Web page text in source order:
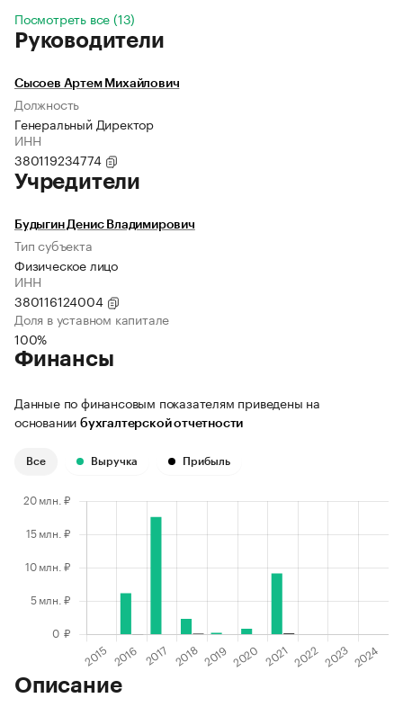
Посмотреть все (13)
Руководители
Сысоев Артем Михайлович
Должность
Генеральный Директор
ИНН
380119234774
Учредители
Будыгин Денис Владимирович
Тип субъекта
Физическое лицо
ИНН
380116124004
Доля в уставном капитале
100%
Финансы
Данные по финансовым показателям приведены на
основании бухгалтерской отчетности
Все Выручка Прибыль
Описание